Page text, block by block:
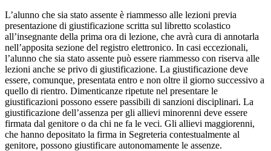
L’alunno che sia stato assente è riammesso alle lezioni previa
presentazione di giustificazione scritta sul libretto scolastico
all’insegnante della prima ora di lezione, che avrà cura di annotarla
nell’apposita sezione del registro elettronico. In casi eccezionali,
l’alunno che sia stato assente può essere riammesso con riserva alle
lezioni anche se privo di giustificazione. La giustificazione deve
essere, comunque, presentata entro e non oltre il giorno successivo a
quello di rientro. Dimenticanze ripetute nel presentare le
giustificazioni possono essere passibili di sanzioni disciplinari. La
giustificazione dell’assenza per gli allievi minorenni deve essere
firmata dal genitore o da chi ne fa le veci. Gli allievi maggiorenni,
che hanno depositato la firma in Segreteria contestualmente al
genitore, possono giustificare autonomamente le assenze.